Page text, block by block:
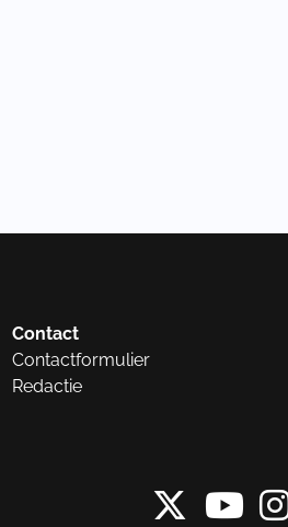
Contact
Contactformulier
Redactie
X